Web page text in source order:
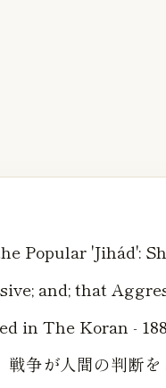
Popular 'Jihád':
and; that
in The Koran -
戦争が人間の判断